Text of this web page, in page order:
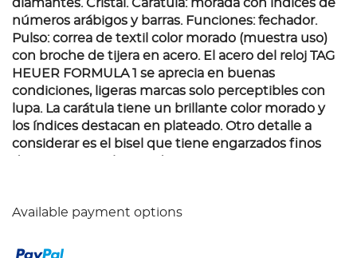
diamantes. Cristal. Carátula: morada con índices de
números arábigos y barras. Funciones: fechador.
Pulso: correa de textil color morado (muestra uso)
con broche de tijera en acero. El acero del reloj TAG
HEUER FORMULA 1 se aprecia en buenas
condiciones, ligeras marcas solo perceptibles con
lupa. La carátula tiene un brillante color morado y
los índices destacan en plateado. Otro detalle a
considerar es el bisel que tiene engarzados finos
embargo, el boche cierra correctamente y no se
Available payment options